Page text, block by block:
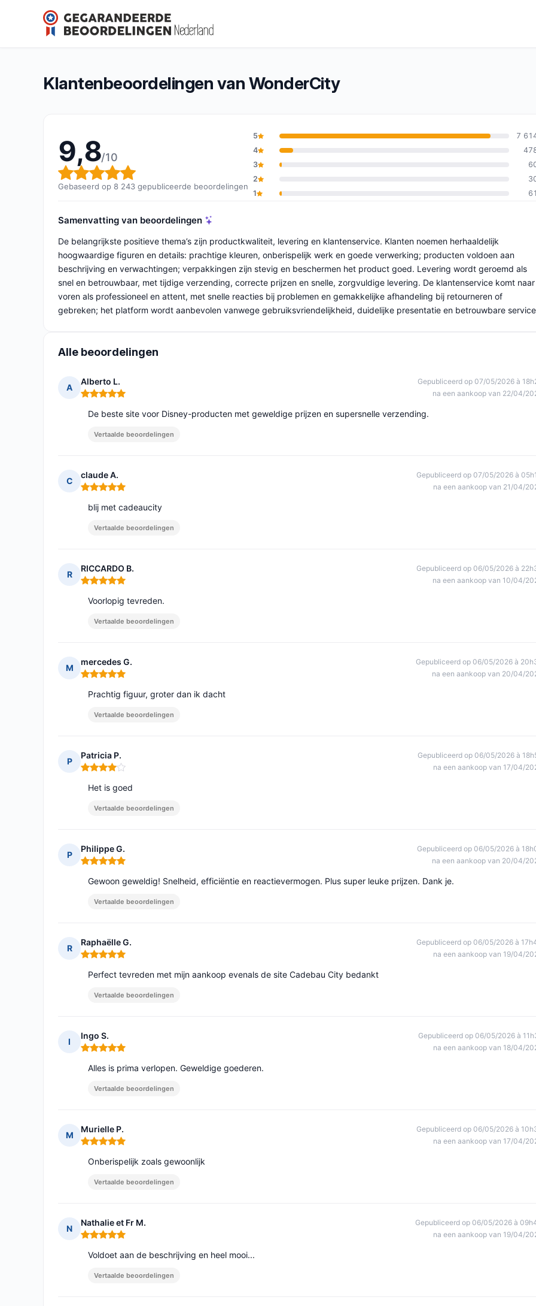
WonderCity
Algemene beoordeling: 9,8 van 10
9,8/10(8 243 beoordelingen)
Klantenbeoordelingen van WonderCity
9,8/10
Algemene beoordeling: 9,8 van 10
Gebaseerd op 8 243 gepubliceerde beoordelingen
5
7
4
3
2
1
61
Samenvatting van beoordelingen
De belangrijkste positieve thema’s zijn productkwaliteit, levering en klantenservice. Klanten noemen herhaaldelijk
hoogwaardige figuren en details: prachtige kleuren, onberispelijk werk en goede verwerking; producten voldoen aan
beschrijving en verwachtingen; verpakkingen zijn stevig en beschermen het product goed. Levering wordt geroemd als
snel en betrouwbaar, met tijdige verzending, correcte prijzen en snelle, zorgvuldige levering. De klantenservice komt naar
voren als professioneel en attent, met snelle reacties bij problemen en gemakkelijke afhandeling bij retourneren of
gebreken; het platform wordt aanbevolen vanwege gebruiksvriendelijkheid, duidelijke presentatie en betrouwbare
Alle beoordelingen
A
Alberto L.
Opmerking: 5 van 5
Gepubliceerd op 07/05/2026 à
na een aankoop van 22/04/
De beste site voor Disney-producten met geweldige prijzen en supersnelle verzending.
Vertaalde beoordelingen
C
claude A.
Opmerking: 5 van 5
Gepubliceerd op 07/05/2026 à
na een aankoop van 21/04/
blij met cadeaucity
Vertaalde beoordelingen
R
RICCARDO B.
Opmerking: 5 van 5
Gepubliceerd op 06/05/2026 à
na een aankoop van 10/04/
Voorlopig tevreden.
Vertaalde beoordelingen
M
mercedes G.
Opmerking: 5 van 5
Gepubliceerd op 06/05/2026 à
na een aankoop van 20/04/
Prachtig figuur, groter dan ik dacht
Vertaalde beoordelingen
P
Patricia P.
Opmerking: 4 van 5
Gepubliceerd op 06/05/2026 à
na een aankoop van 17/04/
Het is goed
Vertaalde beoordelingen
P
Philippe G.
Opmerking: 5 van 5
Gepubliceerd op 06/05/2026 à
na een aankoop van 20/04/
Gewoon geweldig! Snelheid, efficiëntie en reactievermogen. Plus super leuke prijzen. Dank je.
Vertaalde beoordelingen
R
Raphaëlle G.
Opmerking: 5 van 5
Gepubliceerd op 06/05/2026 à
na een aankoop van 19/04/
Perfect tevreden met mijn aankoop evenals de site Cadebau City bedankt
Vertaalde beoordelingen
I
Ingo S.
Opmerking: 5 van 5
Gepubliceerd op 06/05/2026 à
na een aankoop van 18/04/
Alles is prima verlopen. Geweldige goederen.
Vertaalde beoordelingen
M
Murielle P.
Opmerking: 5 van 5
Gepubliceerd op 06/05/2026 à
na een aankoop van 17/04/
Onberispelijk zoals gewoonlijk
Vertaalde beoordelingen
N
Nathalie et Fr M.
Opmerking: 5 van 5
Gepubliceerd op 06/05/2026 à
na een aankoop van 19/04/
Voldoet aan de beschrijving en heel mooi...
Vertaalde beoordelingen